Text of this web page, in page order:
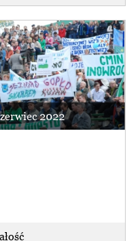
2022